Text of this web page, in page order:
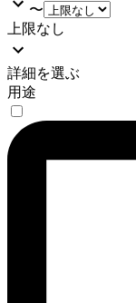
〜
上限なし
詳細を選ぶ
用途